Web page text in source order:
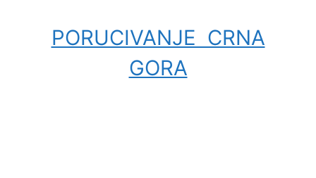
PORUCIVANJE CRNA
GORA